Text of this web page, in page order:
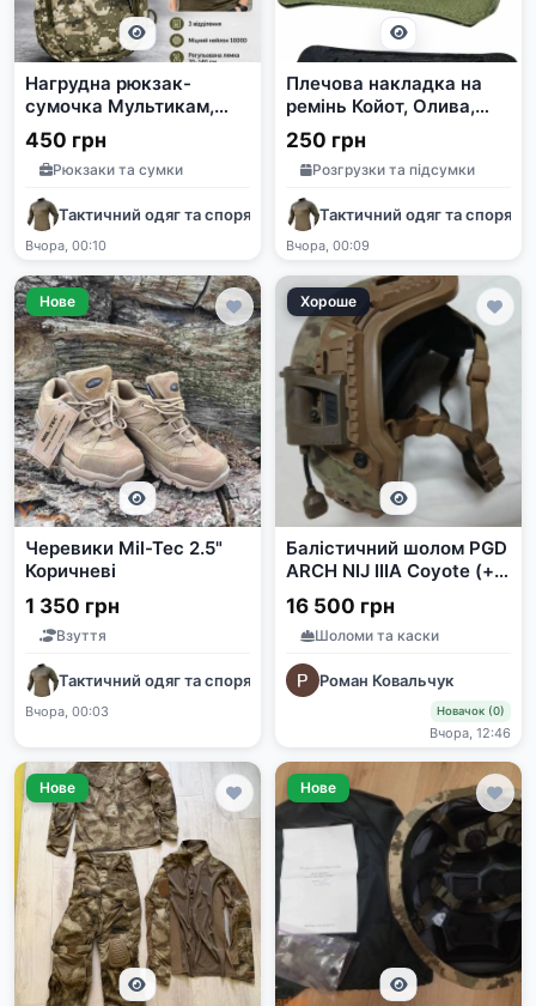
Нагрудна рюкзак-
сумочка Мультикам,
Піксель Оксфорд 600
450 грн
Рюкзаки та сумки
Тактичний одяг та спорядження
Вчора, 00:10
Плечова накладка на
ремінь Койот, Олива,
Чорний
250 грн
Розгрузки та підсумки
Тактичний одяг та
Вчора, 00:09
Нове
Черевики Mil-Tec 2.5"
Коричневі
1 350 грн
Взуття
Тактичний одяг та спорядження
Вчора, 00:03
Хороше
Балістичний шолом PGD
ARCH NIJ IIIA Coyote (+
Кавер та Ліхтар у
подарунок).
16 500 грн
Шоломи та каски
Роман Ковальчук
Новачок (0)
Вчора, 12:46
Нове Нове